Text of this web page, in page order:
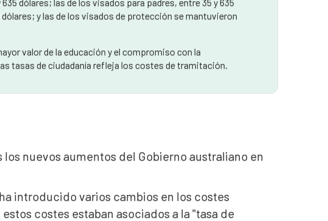
y las de los visados de protección se mantuvieron
valor de la educación y el compromiso con la
tasas de ciudadanía refleja los costes de tramitación.
nuevos aumentos del Gobierno australiano en
introducido varios cambios en los costes
costes estaban asociados a la "tasa de